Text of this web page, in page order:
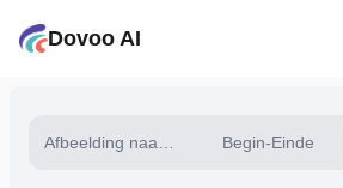
Dovoo AI
Begin-Einde